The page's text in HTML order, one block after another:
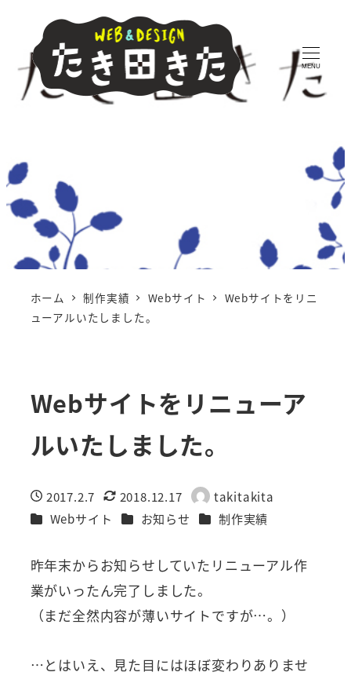
MENU
ホーム 制作実績 Webサイト
Webサイトをリニ
ューアルいたしました。
Webサイトをリニューア
ルいたしました。
投稿日
2017.2.7
更新日
2018.12.17
著
者
takitakita
カテゴリー
Webサイト カテゴリー
お知らせ カテゴリー
制作実績
昨年末からお知らせしていたリニューアル作
業がいったん完了しました。
（まだ全然内容が薄いサイトですが…。）
…とはいえ、見た目にはほぼ変わりありませ